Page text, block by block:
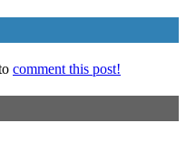
comment this post!